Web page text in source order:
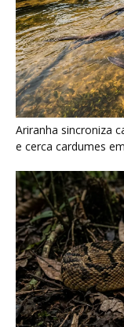
Surucucu detecta
emboscada no
Últimas noticias
8